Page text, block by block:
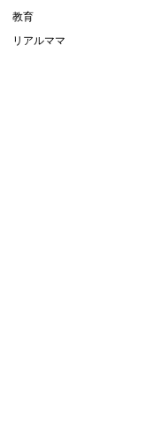
教育
リアルママ